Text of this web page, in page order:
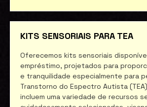
KITS SENSORIAIS PARA TEA
Oferecemos kits sensoriais
empréstimo, projetados para
e tranquilidade especialmente para
Transtorno do Espectro Autista
incluem uma variedade de recursos